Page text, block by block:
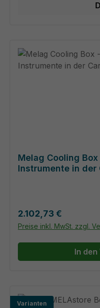
Melag Cooling
Instrumente in der
Regulärer Preis:
2.102,73 €
Preise inkl. MwSt. zzgl.
In
Varianten